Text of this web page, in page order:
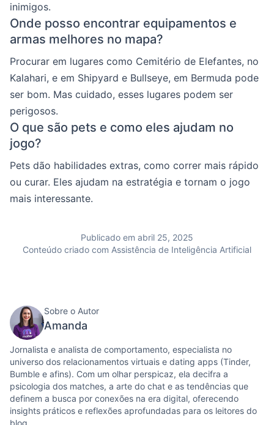
inimigos.
Onde posso encontrar equipamentos e
armas melhores no mapa?
Procurar em lugares como Cemitério de Elefantes, no
Kalahari, e em Shipyard e Bullseye, em Bermuda pode
ser bom. Mas cuidado, esses lugares podem ser
perigosos.
O que são pets e como eles ajudam no
jogo?
Pets dão habilidades extras, como correr mais rápido
ou curar. Eles ajudam na estratégia e tornam o jogo
mais interessante.
Publicado em abril 25, 2025
Conteúdo criado com Assistência de Inteligência Artificial
Sobre o Autor
Amanda
Jornalista e analista de comportamento, especialista no
universo dos relacionamentos virtuais e dating apps (Tinder,
Bumble e afins). Com um olhar perspicaz, ela decifra a
psicologia dos matches, a arte do chat e as tendências que
definem a busca por conexões na era digital, oferecendo
insights práticos e reflexões aprofundadas para os leitores do
blog.